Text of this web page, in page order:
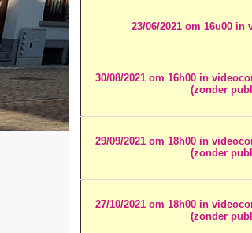
23/06/2021 om 16u00 in
30/08/2021 om 16h00 in
(zonder
29/09/2021 om 18h00 in
(zonder
27/10/2021 om 18h00 in
(zonder